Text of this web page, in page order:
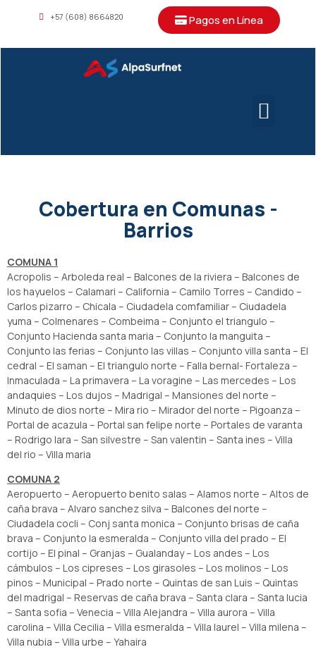
+57 (608) 8664820 Pagos en Línea
Cobertura en Comunas -
Barrios
COMUNA 1
Acropolis – Arboleda real – Balcones de la riviera – Balcones de
los hayuelos – Calamari – California – Camilo Torres – Candido –
Carlos pizarro – Chicala – Ciudadela comfamiliar – Ciudadela
yuma – Colmenares – Combeima – Conjunto el triangulo –
Conjunto Hacienda santa maria – Conjunto la manguita –
Conjunto las ferias – Conjunto las villas – Conjunto villa santa – El
cedral – El saman – El triangulo norte – Falla bernal- Fortaleza –
Inmaculada – La primavera – La voragine – Las mercedes – Los
andaquies – Los dujos – Madrigal – Mansiones del norte –
Minuto de dios norte – Mira rio – Mirador del norte – Pigoanza –
Portal de acazula – Portal san felipe norte – Portales de varanta
– Rodrigo lara – San silvestre – San valentin – Santa ines – Villa
del rio – Villa maria
COMUNA 2
Aeropuerto – Aeropuerto benito salas – Alamos norte – Altos de
caña brava – Alvaro sanchez silva – Balcones del norte –
Ciudadela cocli – Conj santa monica – Conjunto brisas de caña
brava – Conjunto la esmeralda – Conjunto villa del prado – El
cortijo – El pinal – Granjas – Gualanday – Los andes – Los
cámbulos – Los cipreses – Los girasoles – Los molinos – Los
pinos – Municipal – Prado norte – Quintas de san Luis – Quintas
del madrigal – Reservas de caña brava – Santa clara – Santa lucia
– Santa sofia – Venecia – Villa Alejandra – Villa aurora – Villa
carolina – Villa Cecilia – Villa esmeralda – Villa laurel – Villa milena –
Villa nubia – Villa urbe – Yahaira